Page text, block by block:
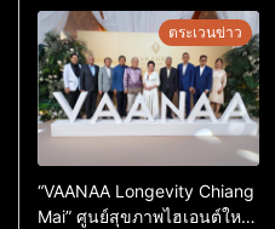
ตระเวนข่าว
“VAANAA Longevity Chiang
Mai” ศูนย์สุขภาพไฮเอนต์ใหญ่